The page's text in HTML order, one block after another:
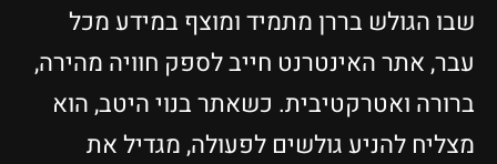
שבו הגולש בררן מתמיד ומוצף במידע מכל
עבר, אתר האינטרנט חייב לספק חוויה מהירה,
ברורה ואטרקטיבית. כשאתר בנוי היטב, הוא
מצליח להניע גולשים לפעולה, מגדיל את